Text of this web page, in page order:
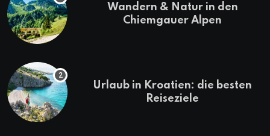
Wandern & Natur in den
Chiemgauer Alpen
Urlaub in Kroatien: die besten
Reiseziele